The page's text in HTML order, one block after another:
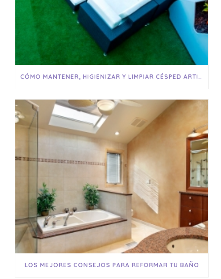
CÓMO MANTENER, HIGIENIZAR Y LIMPIAR CÉSPED ARTIFICIAL
LOS MEJORES CONSEJOS PARA REFORMAR TU BAÑO